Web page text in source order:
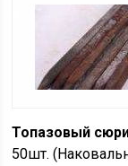
Топазовый
50шт.